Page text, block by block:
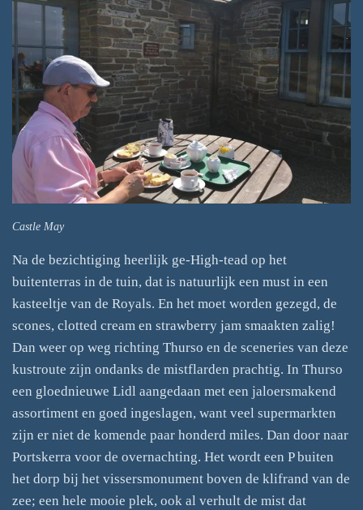
Castle May
Na de bezichtiging heerlijk ge-High-tead op het
buitenterras in de tuin, dat is natuurlijk een must in een
kasteeltje van de Royals. En het moet worden gezegd, de
scones, clotted cream en strawberry jam smaakten zalig!
Dan weer op weg richting Thurso en de sceneries van deze
kustroute zijn ondanks de mistflarden prachtig. In Thurso
een gloednieuwe Lidl aangedaan met een jaloersmakend
assortiment en goed ingeslagen, want veel supermarkten
zijn er niet de komende paar honderd miles. Dan door naar
Portskerra voor de overnachting. Het wordt een P buiten
het dorp bij het vissersmonument boven de klifrand van de
zee; een hele mooie plek, ook al verhult de mist dat